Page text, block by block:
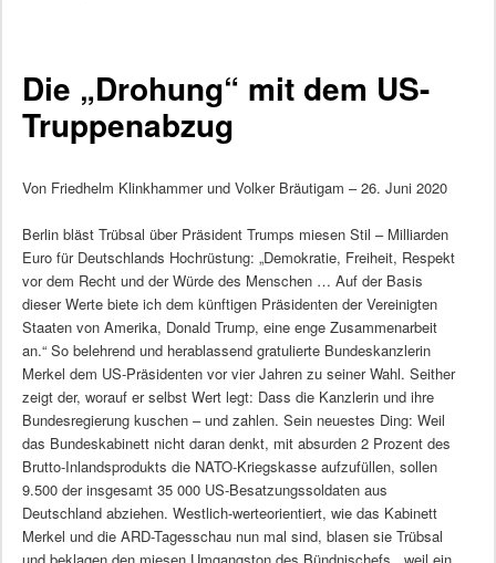
Die „Drohung“ mit dem US-
Truppenabzug
Von Friedhelm Klinkhammer und Volker Bräutigam – 26. Juni 2020
Berlin bläst Trübsal über Präsident Trumps miesen Stil – Milliarden
Euro für Deutschlands Hochrüstung: „Demokratie, Freiheit, Respekt
vor dem Recht und der Würde des Menschen … Auf der Basis
dieser Werte biete ich dem künftigen Präsidenten der Vereinigten
Staaten von Amerika, Donald Trump, eine enge Zusammenarbeit
an.“ So belehrend und herablassend gratulierte Bundeskanzlerin
Merkel dem US-Präsidenten vor vier Jahren zu seiner Wahl. Seither
zeigt der, worauf er selbst Wert legt: Dass die Kanzlerin und ihre
Bundesregierung kuschen – und zahlen. Sein neuestes Ding: Weil
das Bundeskabinett nicht daran denkt, mit absurden 2 Prozent des
Brutto-Inlandsprodukts die NATO-Kriegskasse aufzufüllen, sollen
9.500 der insgesamt 35 000 US-Besatzungssoldaten aus
Deutschland abziehen. Westlich-werteorientiert, wie das Kabinett
Merkel und die ARD-Tagesschau nun mal sind, blasen sie Trübsal